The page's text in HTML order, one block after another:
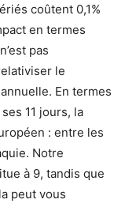
coûtent 0,1%
en termes
pas
le
En termes
11 jours, la
: entre les
Notre
à 9, tandis que
peut vous